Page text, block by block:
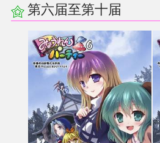
第六届至第十届